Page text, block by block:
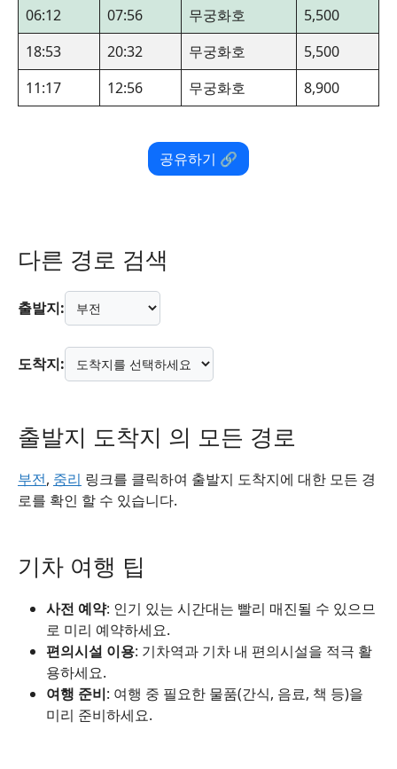
06:12
07:56 무궁화호
5,500
18:53
20:32 무궁화호
5,500
11:17
12:56 무궁화호 8,900
공유하기 🔗
다른 경로 검색
출발지:
도착지:
출발지 도착지 의 모든 경로
부전, 중리 링크를 클릭하여 출발지 도착지에 대한 모든 경
로를 확인 할 수 있습니다.
기차 여행 팁
사전 예약: 인기 있는 시간대는 빨리 매진될 수 있으므
로 미리 예약하세요.
편의시설 이용: 기차역과 기차 내 편의시설을 적극 활
용하세요.
여행 준비: 여행 중 필요한 물품(간식, 음료, 책 등)을
미리 준비하세요.